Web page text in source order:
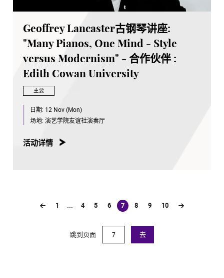
Geoffrey Lancaster古钢琴讲座:
"Many Pianos, One Mind - Style
versus Modernism" - 合作伙伴 :
Edith Cowan University
主要
日期: 12 Nov (Mon)
场地: 演艺学院友谊社演奏厅
活动详情
1 ... 4 5 6 7
(current)
8 9 10
跳到页面 去